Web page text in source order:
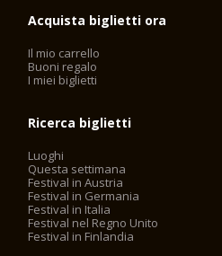
Acquista biglietti ora
Il mio carrello
Buoni regalo
I miei biglietti
Ricerca biglietti
Luoghi
Questa settimana
Festival in Austria
Festival in Germania
Festival in Italia
Festival nel Regno Unito
Festival in Finlandia